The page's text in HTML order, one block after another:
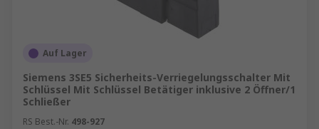
Auf Lager
Siemens 3SE5 Sicherheits-Verriegelungsschalter Mit
Schlüssel Mit Schlüssel Betätiger inklusive 2 Öffner/1
Schließer
RS Best.-Nr. 498-927